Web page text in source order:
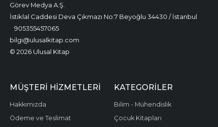
Görev Medya A.Ş.
İstiklal Caddesi Deva Çıkmazı No:7 Beyoğlu 34430 / İstanbul
905355457065
bilgi@ulusalkitap.com
© 2026 Ulusal Kitap
MÜŞTERI HIZMETLERI
Hakkımızda
Ödeme ve Teslimat
KATEGORILER
Bilim - Mühendislik
Çocuk Kitapları